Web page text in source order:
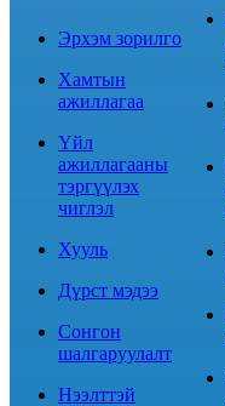
Эрхэм зорилго
Хамтын
ажиллагаа
Үйл
ажиллагааны
тэргүүлэх
чиглэл
Хууль
Дүрст мэдээ
Сонгон
шалгаруулалт
Нээлттэй